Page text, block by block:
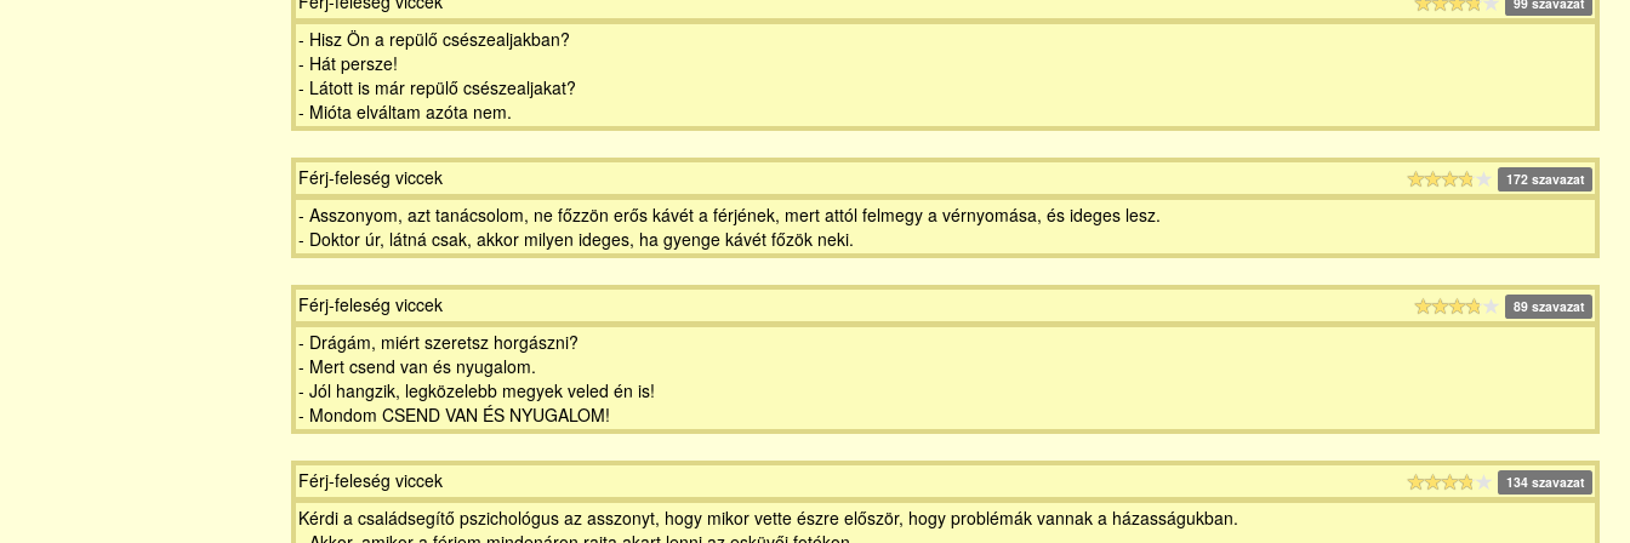
- Hisz Ön a repülő csészealjakban?
- Hát persze!
- Látott is már repülő csészealjakat?
- Mióta elváltam azóta nem.
Férj-feleség viccek 172 szavazat
- Asszonyom, azt tanácsolom, ne főzzön erős kávét a férjének, mert attól felmegy a vérnyomása, és ideges lesz.
- Doktor úr, látná csak, akkor milyen ideges, ha gyenge kávét főzök neki.
Férj-feleség viccek 89 szavazat
- Drágám, miért szeretsz horgászni?
- Mert csend van és nyugalom.
- Jól hangzik, legközelebb megyek veled én is!
- Mondom CSEND VAN ÉS NYUGALOM!
Férj-feleség viccek 134 szavazat
Kérdi a családsegítő pszichológus az asszonyt, hogy mikor vette észre először, hogy problémák vannak a házasságukban.